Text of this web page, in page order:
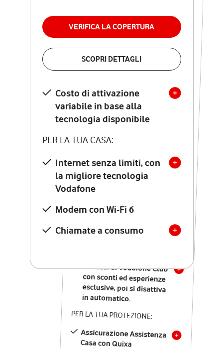
VERIFICA LA COPERTURA
SCOPRI DETTAGLI
Costo di attivazione
variabile in base alla
tecnologia disponibile
PER LA TUA CASA:
Internet senza limiti, con
la migliore tecnologia
Vodafone
Modem con Wi-Fi 6
Chiamate a consumo
permanenza
VERIFICA LA COPERTURA
Costo di attivazione
variabile in base alla
tecnologia disponibile
PER LA TUA CASA:
Internet senza limiti, con
la migliore tecnologia
Vodafone
Modem Seven con Wi-Fi 7
Chiamate illimitate verso
numeri fissi e mobili
nazionali
12 mesi di Vodafone Club
con sconti ed esperienze
esclusive, poi si disattiva
in automatico.
PER LA TUA PROTEZIONE:
Assicurazione Assistenza
Casa con Quixa